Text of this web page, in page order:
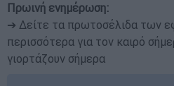
Πρωινή ενημέρωση:
➔ Δείτε τα πρωτοσέλιδα των
περισσότερα για τον καιρό
γιορτάζουν σήμερα